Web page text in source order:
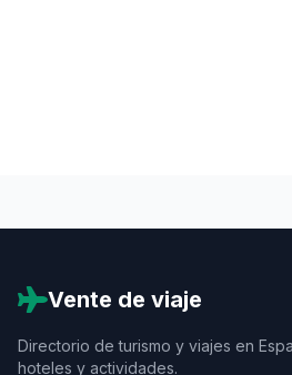
Vente de viaje
Directorio de turismo y viajes en
hoteles y actividades.